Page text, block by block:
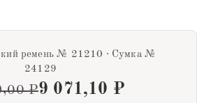
ремень № 21210 · Сумка №
24129
₽9 071,10 ₽